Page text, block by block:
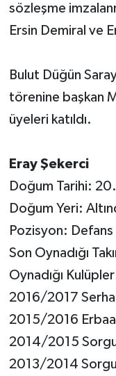
sözleşme
Ersin Demiral ve
Bulut Düğün
törenine başkan
üyeleri katıldı.
Eray Şekerci
Doğum Tarihi:
Doğum Yeri:
Pozisyon: Defans
Son Oynadığı
Oynadığı
2016/2017
2015/2016
2014/2015
2013/2014